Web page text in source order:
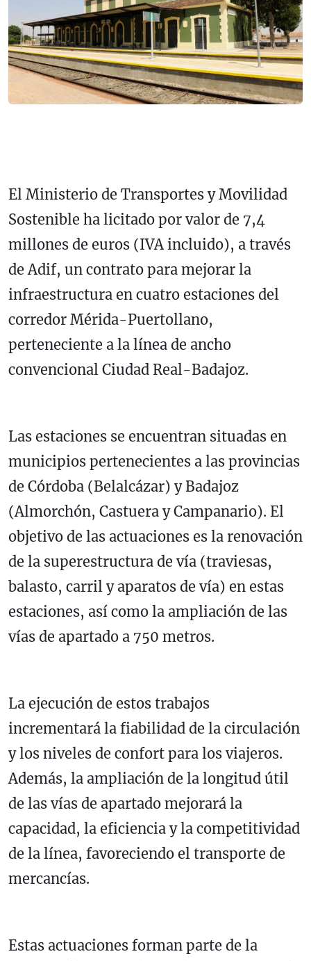
El Ministerio de Transportes y Movilidad
Sostenible ha licitado por valor de 7,4
millones de euros (IVA incluido), a través
de Adif, un contrato para mejorar la
infraestructura en cuatro estaciones del
corredor Mérida-Puertollano,
perteneciente a la línea de ancho
convencional Ciudad Real-Badajoz.
Las estaciones se encuentran situadas en
municipios pertenecientes a las provincias
de Córdoba (Belalcázar) y Badajoz
(Almorchón, Castuera y Campanario). El
objetivo de las actuaciones es la renovación
de la superestructura de vía (traviesas,
balasto, carril y aparatos de vía) en estas
estaciones, así como la ampliación de las
vías de apartado a 750 metros.
La ejecución de estos trabajos
incrementará la fiabilidad de la circulación
y los niveles de confort para los viajeros.
Además, la ampliación de la longitud útil
de las vías de apartado mejorará la
capacidad, la eficiencia y la competitividad
de la línea, favoreciendo el transporte de
mercancías.
Estas actuaciones forman parte de la